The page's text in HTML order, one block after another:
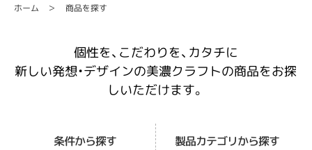
ホーム 商品を探す
個性を、こだわりを、カタチに
新しい発想・デザインの美濃クラフトの商品をお探
しいただけます。
条件から探す 製品カテゴリから探す